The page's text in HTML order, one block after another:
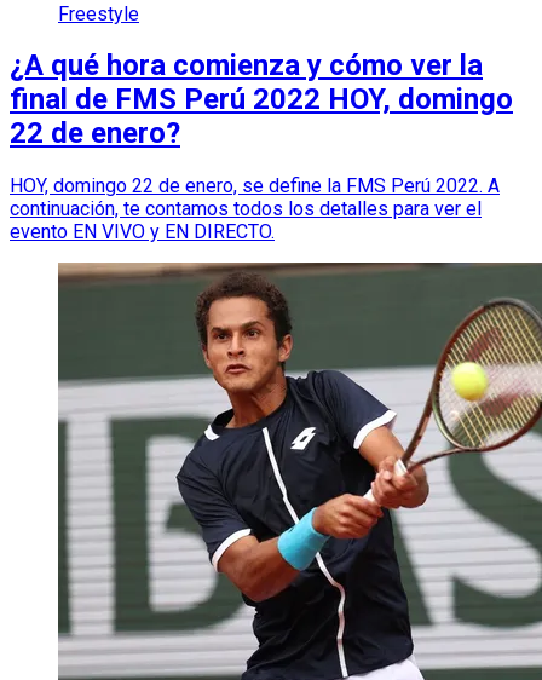
Freestyle
¿A qué hora comienza y cómo ver la
final de FMS Perú 2022 HOY, domingo
22 de enero?
HOY, domingo 22 de enero, se define la FMS Perú 2022. A
continuación, te contamos todos los detalles para ver el
evento EN VIVO y EN DIRECTO.